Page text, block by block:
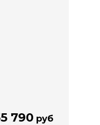
790 руб